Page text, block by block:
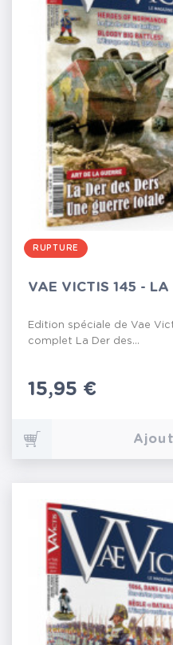
RUPTURE
VAE VICTIS 145 - LA
Edition spéciale de Vae
complet La Der des...
Prix
15,95 €